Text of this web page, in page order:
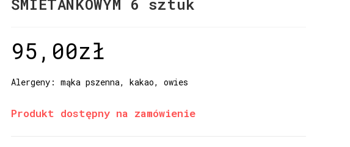
ŚMIETANKOWYM 6 sztuk
95,00zł
Alergeny: mąka pszenna, kakao, owies
Produkt dostępny na zamówienie